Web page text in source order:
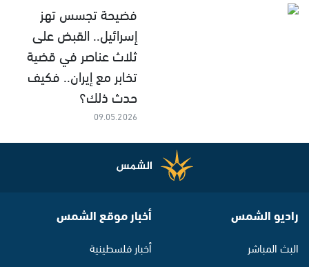
فضيحة تجسس تهز
إسرائيل.. القبض على
ثلاث عناصر في قضية
تخابر مع إيران.. فكيف
حدث ذلك؟
09.05.2026
راديو الشمس
البث المباشر
أخبار موقع الشمس
أخبار فلسطينية